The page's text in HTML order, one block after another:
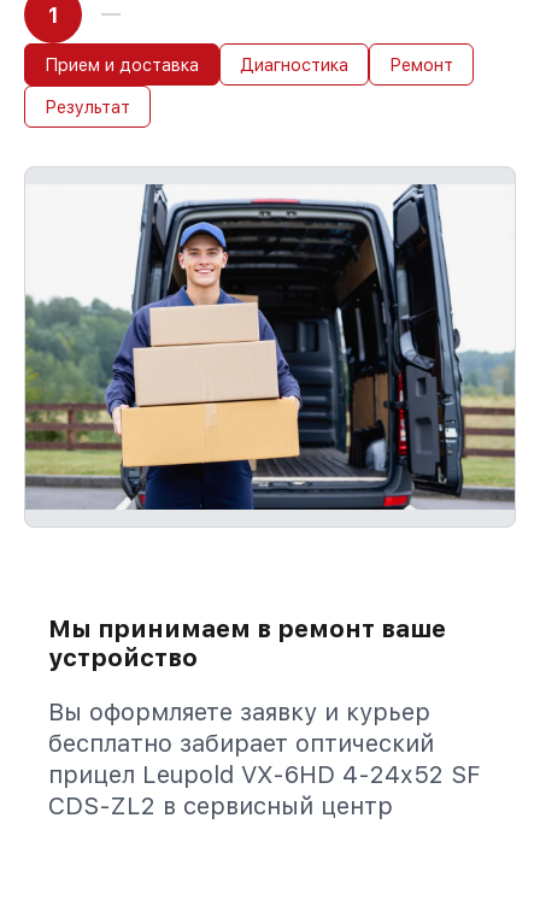
1
Прием и доставка Диагностика Ремонт
Результат
Мы принимаем в ремонт ваше
устройство
Вы оформляете заявку и курьер
бесплатно забирает оптический
прицел Leupold VX-6HD 4-24x52 SF
CDS-ZL2 в сервисный центр